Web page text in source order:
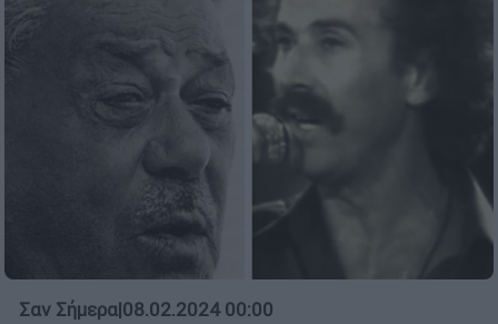
Σαν Σήμερα|08.02.2024 00:00